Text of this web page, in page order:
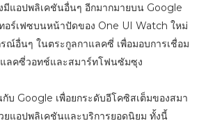
แอปพลิเคชันอื่นๆ อีกมากมายบน Google
อร์เฟซบนหน้าปัดของ One UI Watch ใหม่
ณ์อื่นๆ ในตระกูลกาแลคซี่ เพื่อมอบการเชื่อม
ลคซี่วอทช์และสมาร์ทโฟนซัมซุง
บ Google เพื่อยกระดับอีโคซิสเต็มของสมา
แอปพลิเคชันและบริการยอดนิยม ทั้งนี้